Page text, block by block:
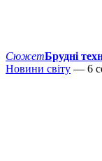
СюжетБрудні
Новини світу — 6